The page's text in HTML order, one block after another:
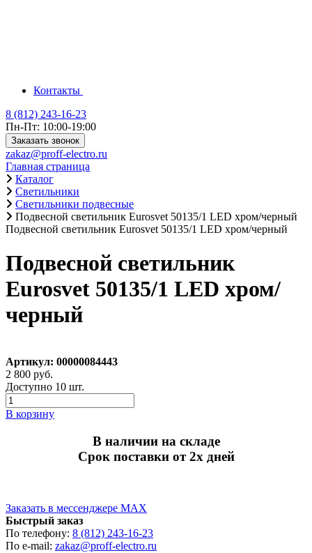
Контакты
8 (812) 243-16-23
Пн-Пт: 10:00-19:00
Заказать звонок
zakaz@proff-electro.ru
Главная страница
Каталог
Светильники
Светильники подвесные
Подвесной светильник Eurosvet 50135/1 LED хром/черный
Подвесной светильник Eurosvet 50135/1 LED хром/черный
Подвесной светильник
Eurosvet 50135/1 LED хром/
черный
Артикул: 00000084443
2 800 руб.
Доступно 10 шт.
В корзину
В наличии на складе
Срок поставки от 2х дней
Заказать в мессенджере MAX
Быстрый заказ
По телефону: 8 (812) 243-16-23
По e-mail: zakaz@proff-electro.ru